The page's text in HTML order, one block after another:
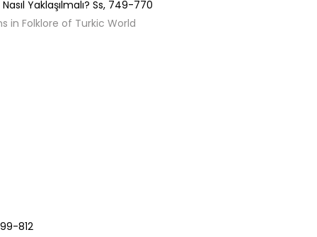
Yaklaşılmalı? Ss, 749-770
in Folklore of Turkic World
812